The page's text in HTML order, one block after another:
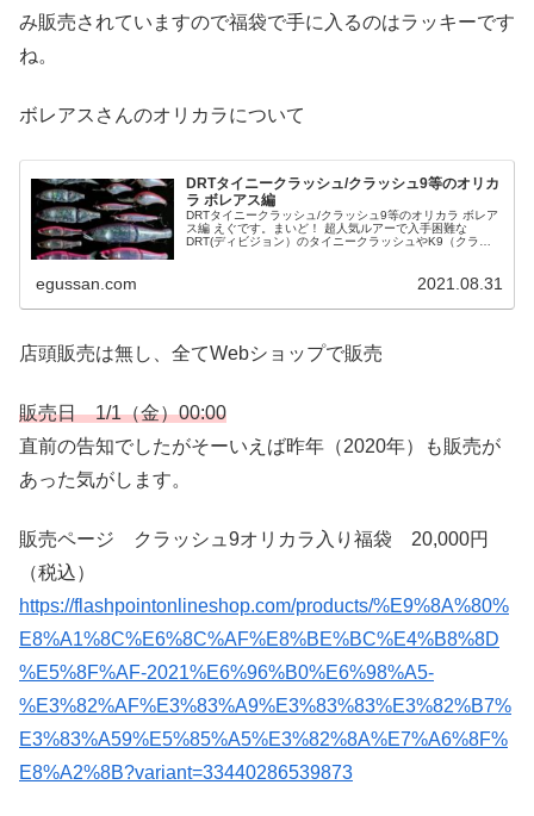
み販売されていますので福袋で手に入るのはラッキーです
ね。
ボレアスさんのオリカラについて
DRTタイニークラッシュ/クラッシュ9等のオリカ
ラ ボレアス編
DRTタイニークラッシュ/クラッシュ9等のオリカラ ボレア
ス編 えぐです。まいど！ 超人気ルアーで入手困難な
DRT(ディビジョン）のタイニークラッシュやK9（クラッ
egussan.com 2021.08.31
店頭販売は無し、全てWebショップで販売
販売日 1/1（金）00:00
直前の告知でしたがそーいえば昨年（2020年）も販売が
あった気がします。
販売ページ クラッシュ9オリカラ入り福袋 20,000円
（税込）
https://flashpointonlineshop.com/products/%E9%8A%80%
E8%A1%8C%E6%8C%AF%E8%BE%BC%E4%B8%8D
%E5%8F%AF-2021%E6%96%B0%E6%98%A5-
%E3%82%AF%E3%83%A9%E3%83%83%E3%82%B7%
E3%83%A59%E5%85%A5%E3%82%8A%E7%A6%8F%
E8%A2%8B?variant=33440286539873